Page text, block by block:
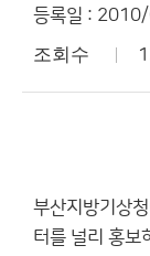
등록일 :
조회수
부산지방기상
터를 널리 홍보